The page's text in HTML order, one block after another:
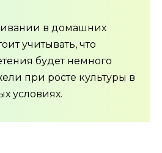
в домашних
учитывать, что
будет немного
при росте культуры в
условиях.